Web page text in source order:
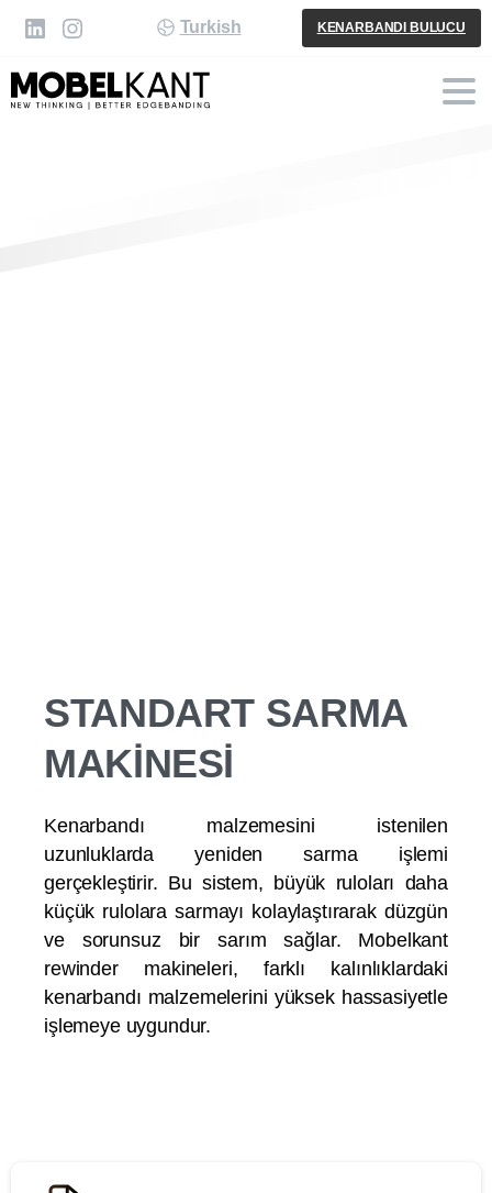
Turkish KENARBANDI BULUCU
STANDART SARMA
MAKİNESİ
Kenarbandı malzemesini istenilen
uzunluklarda yeniden sarma işlemi
gerçekleştirir. Bu sistem, büyük ruloları daha
küçük rulolara sarmayı kolaylaştırarak düzgün
ve sorunsuz bir sarım sağlar. Mobelkant
rewinder makineleri, farklı kalınlıklardaki
kenarbandı malzemelerini yüksek hassasiyetle
işlemeye uygundur.